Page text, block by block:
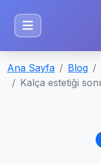
Ana Sayfa Blog
Kalça estetiği